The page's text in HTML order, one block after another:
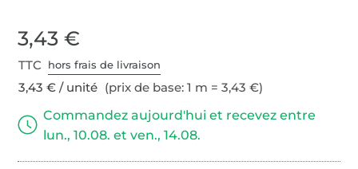
3,43 €
TTC hors frais de livraison
3,43 € / unité (prix de base: 1 m = 3,43 €)
Commandez aujourd'hui et recevez entre
lun., 10.08. et ven., 14.08.